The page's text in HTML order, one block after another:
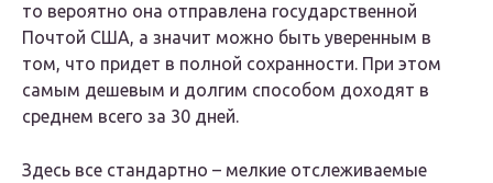
то вероятно она отправлена государственной
Почтой США, а значит можно быть уверенным в
том, что придет в полной сохранности. При этом
самым дешевым и долгим способом доходят в
среднем всего за 30 дней.
Здесь все стандартно – мелкие отслеживаемые